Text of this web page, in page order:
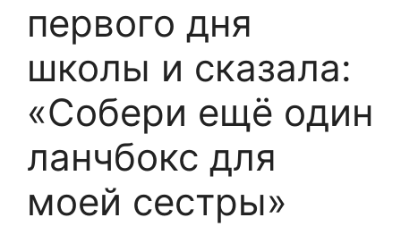
первого дня
школы и сказала:
«Собери ещё один
ланчбокс для
моей сестры»